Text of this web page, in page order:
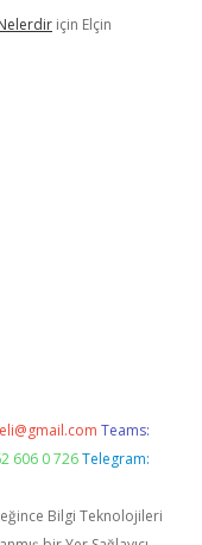
için Elçin
Teams:
606 0 726 Telegram:
Bilgi Teknolojileri